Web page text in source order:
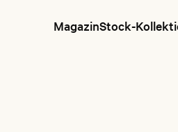
MagazinStock-